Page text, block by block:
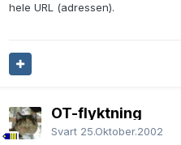
hele URL (adressen).
OT-flyktning
Svart 25.Oktober.2002